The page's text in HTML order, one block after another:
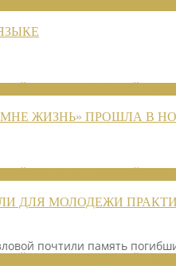
ЖИЗНЬ» ПРОШЛА В
ДЛЯ МОЛОДЕЖИ
почтили память